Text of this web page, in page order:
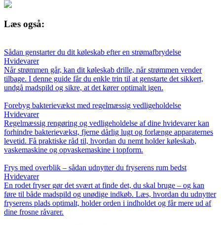
Læs også:
Sådan genstarter du dit køleskab efter en strømafbrydelse
Hvidevarer
Når strømmen går, kan dit køleskab drille, når strømmen vender
tilbage. I denne guide får du enkle trin til at genstarte det sikkert,
undgå madspild og sikre, at det kører optimalt igen.
Forebyg bakterievækst med regelmæssig vedligeholdelse
Hvidevarer
Regelmæssig rengøring og vedligeholdelse af dine hvidevarer kan
forhindre bakterievækst, fjerne dårlig lugt og forlænge apparaternes
levetid. Få praktiske råd til, hvordan du nemt holder køleskab,
vaskemaskine og opvaskemaskine i topform.
Frys med overblik – sådan udnytter du fryserens rum bedst
Hvidevarer
En rodet fryser gør det svært at finde det, du skal bruge – og kan
føre til både madspild og unødige indkøb. Læs, hvordan du udnytter
fryserens plads optimalt, holder orden i indholdet og får mere ud af
dine frosne råvarer.